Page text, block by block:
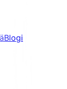
Blogi